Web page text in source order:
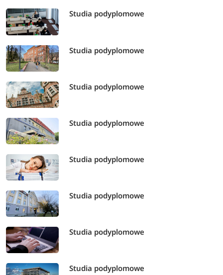
Studia podyplomowe
Studia podyplomowe
Studia podyplomowe
Studia podyplomowe
Studia podyplomowe
Studia podyplomowe
Studia podyplomowe
Studia podyplomowe